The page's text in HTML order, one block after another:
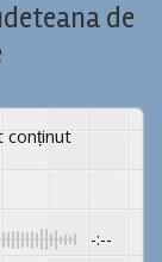
de
conținut
-:--